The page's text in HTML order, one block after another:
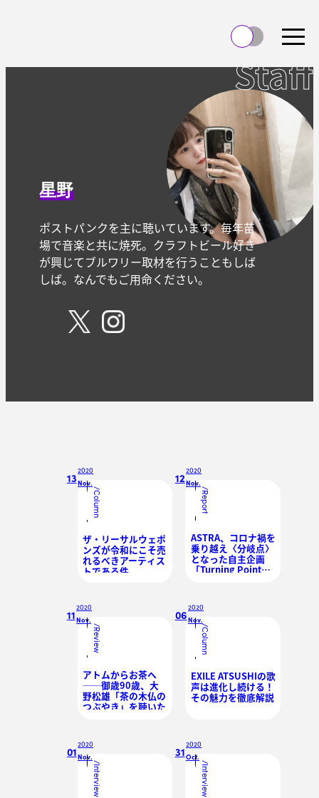
Staff
星野
ポストパンクを主に聴いています。毎年苗
場で音楽と共に焼死。クラフトビール好き
が興じてブルワリー取材を行うこともしば
しば。なんでもご用命ください。
13
2020
Nov./
Column
ザ・リーサルウェポ
ンズが令和にこそ売
れるべきアーティス
トである件
12
2020
Nov./
Report
ASTRA、コロナ禍を
乗り越え〈分岐点〉
となった自主企画
「Turning Point」
11
2020
Nov. /
Review
アトムからお茶へ
──御歳90歳、大
野松雄「茶の木仏の
つぶやき」を聴いた
06
2020
Nov./
Column
EXILE ATSUSHIの歌
声は進化し続ける！
その魅力を徹底解説
01
2020
Nov./
Interview
31
2020
Oct. /
Interview